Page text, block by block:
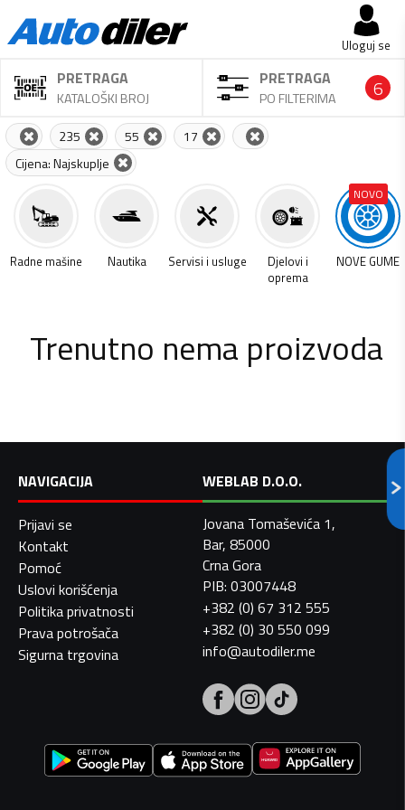
Uloguj se
PRETRAGA
KATALOŠKI BROJ
PRETRAGA
PO FILTERIMA 6
235 55
17
Cijena: Najskuplje
Radne mašine Nautika Servisi i usluge
Djelovi i
oprema
NOVO
NOVE GUME
Trenutno nema proizvoda
NAVIGACIJA
Prijavi se
Kontakt
Pomoć
Uslovi korišćenja
Politika privatnosti
Prava potrošača
Sigurna trgovina
WEBLAB D.O.O.
Jovana Tomaševića 1,
Bar, 85000
Crna Gora
PIB: 03007448
+382 (0) 67 312 555
+382 (0) 30 550 099
info@autodiler.me